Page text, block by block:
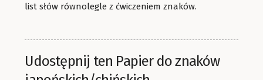
list słów równolegle z ćwiczeniem znaków.
Udostępnij ten Papier do znaków